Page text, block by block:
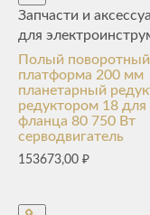
Запчасти и
для
Полый поворотный
платформа 200 мм
планетарный
редуктором 18 для
фланца 80 750 Вт
серводвигатель
153673,00 ₽